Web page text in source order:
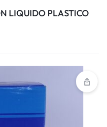
LIQUIDO PLASTICO